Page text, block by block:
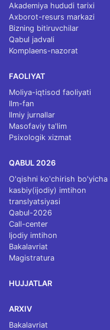
Akademiya hududi tarixi
Axborot-resurs markazi
Bizning bitiruvchilar
Qabul jadvali
Komplaens-nazorat
FAOLIYAT
Moliya-iqtisod faoliyati
Ilm-fan
Ilmiy jurnallar
Masofaviy ta'lim
Psixologik xizmat
QABUL 2026
O'qishni ko'chirish bo'yicha
kasbiy(ijodiy) imtihon
translyatsiyasi
Qabul-2026
Call-center
Ijodiy imtihon
Bakalavriat
Magistratura
HUJJATLAR
ARXIV
Bakalavriat